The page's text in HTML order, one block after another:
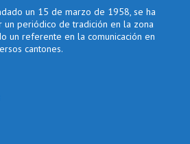
un 15 de marzo de 1958, se ha
un periódico de tradición en la zona
un referente en la comunicación en
cantones.